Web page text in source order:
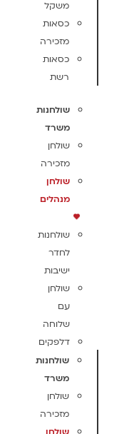
משקל
כסאות
מזכירה
כסאות
רשת
שולחנות
משרד
שולחן
מזכירה
שולחן
מנהלים
שולחנות
לחדר
ישיבות
שולחן
עם
שלוחה
דלפקים
שולחנות
משרד
שולחן
מזכירה